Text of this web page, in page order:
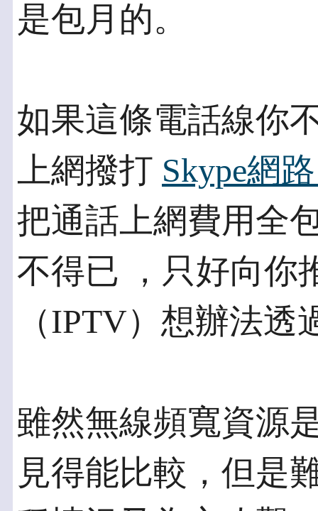
是包月的。
如果這條電話線你
上網撥打 Skype網
把通話上網費用全
不得已 ，只好向你
（IPTV）想辦法
雖然無線頻寬資源
見得能比較，但是